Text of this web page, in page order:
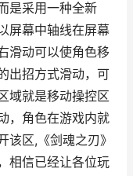
是采用一种全新
屏幕中轴线在屏幕
滑动可以使角色移
出招方式滑动，可
域就是移动操控区
，角色在游戏内就
该区,《剑魂之刃》
相信已经让各位玩